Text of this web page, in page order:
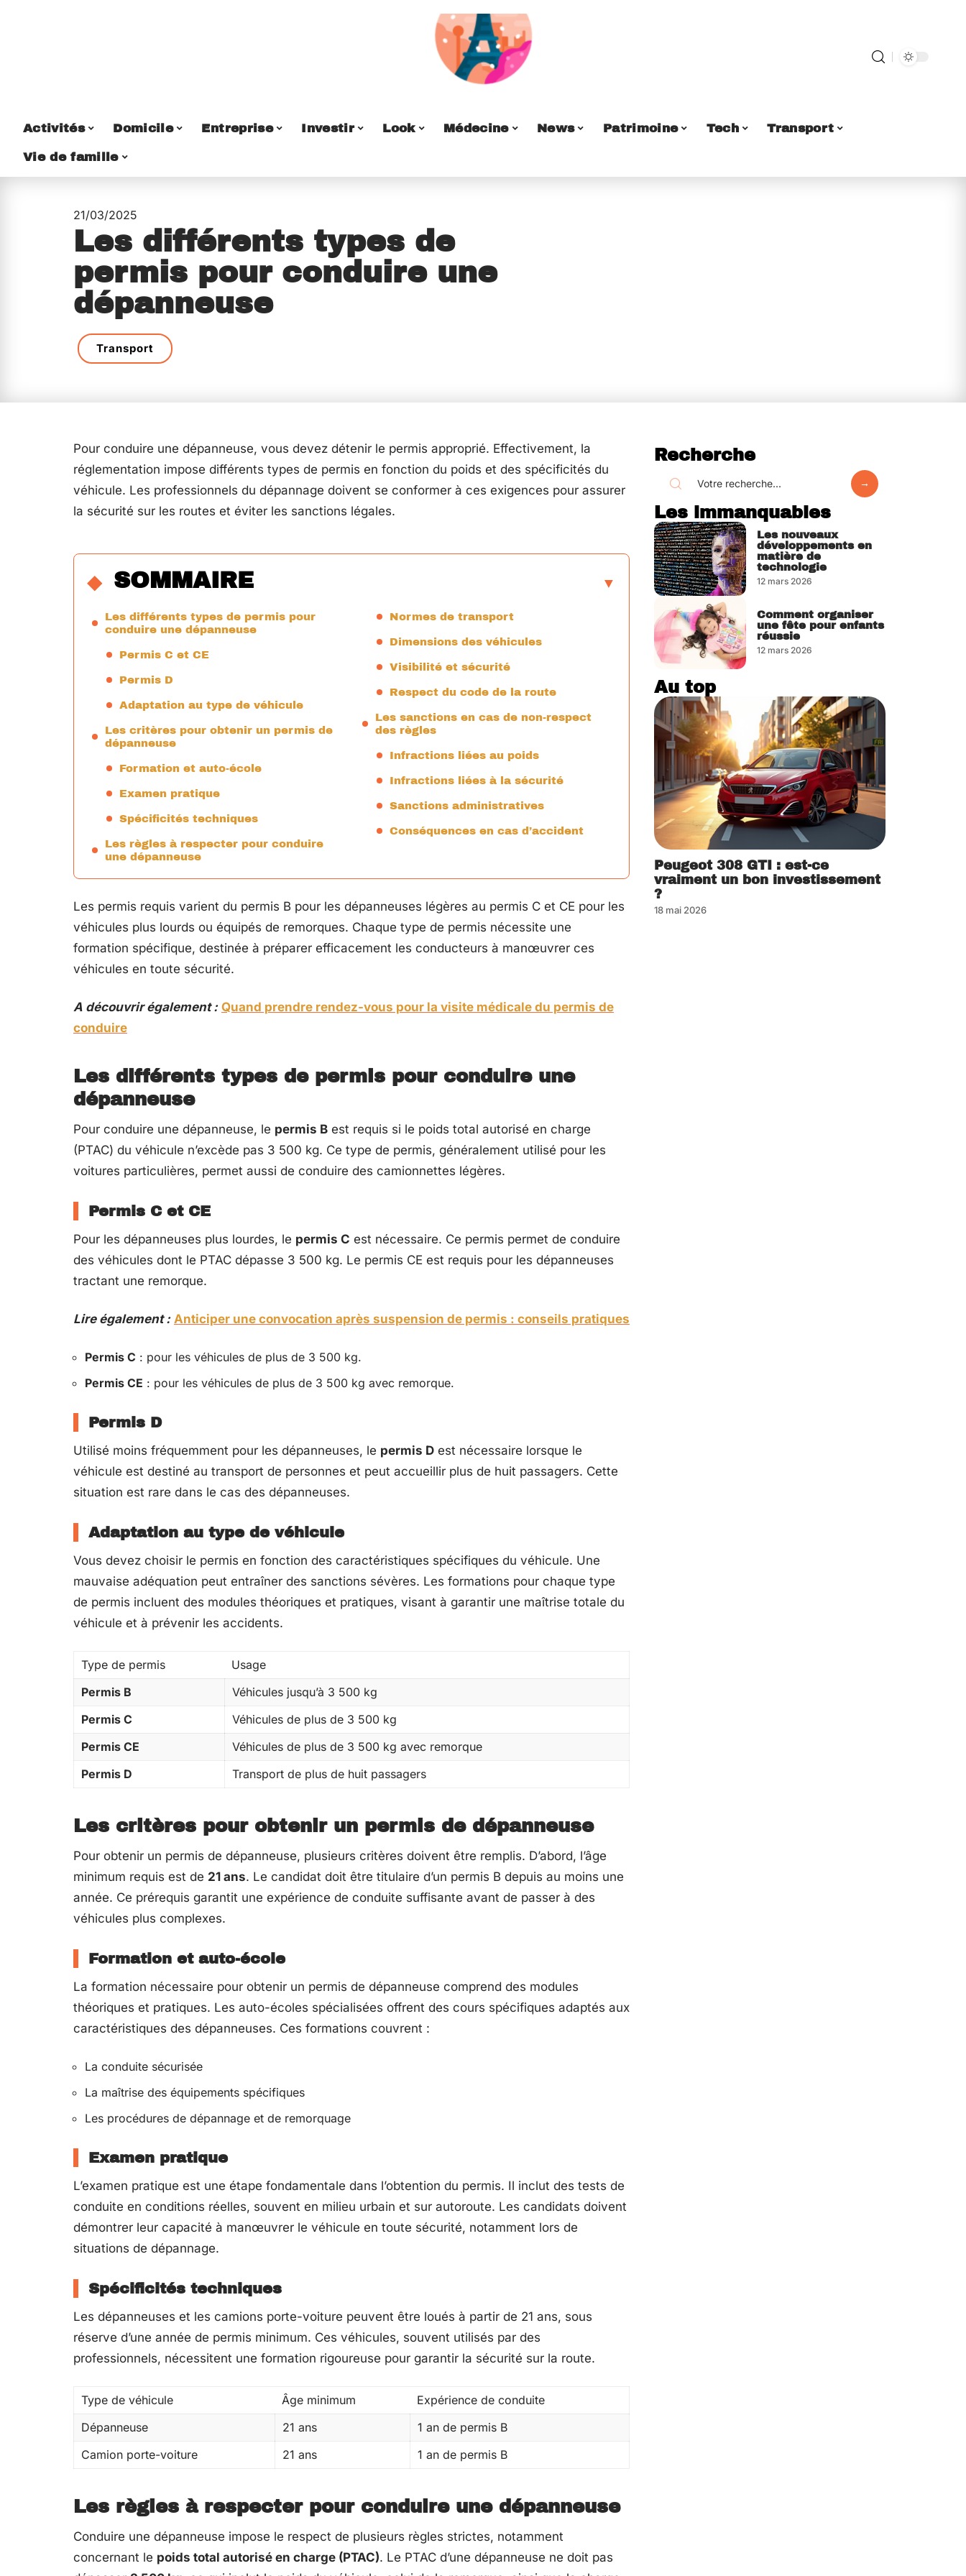
Activités Domicile Entreprise Investir Look Médecine News Patrimoine Tech Transport
Vie de famille
21/03/2025
Les différents types de
permis pour conduire une
dépanneuse
Transport
Pour conduire une dépanneuse, vous devez détenir le permis approprié. Effectivement, la
réglementation impose différents types de permis en fonction du poids et des spécificités du
véhicule. Les professionnels du dépannage doivent se conformer à ces exigences pour assurer
la sécurité sur les routes et éviter les sanctions légales.
SOMMAIRE
Les différents types de permis pour
conduire une dépanneuse
Permis C et CE
Permis D
Adaptation au type de véhicule
Les critères pour obtenir un permis de
dépanneuse
Formation et auto-école
Examen pratique
Spécificités techniques
Les règles à respecter pour conduire
une dépanneuse
Normes de transport
Dimensions des véhicules
Visibilité et sécurité
Respect du code de la route
Les sanctions en cas de non-respect
des règles
Infractions liées au poids
Infractions liées à la sécurité
Sanctions administratives
Conséquences en cas d’accident
Les permis requis varient du permis B pour les dépanneuses légères au permis C et CE pour les
véhicules plus lourds ou équipés de remorques. Chaque type de permis nécessite une
formation spécifique, destinée à préparer efficacement les conducteurs à manœuvrer ces
véhicules en toute sécurité.
A découvrir également : Quand prendre rendez-vous pour la visite médicale du permis de
conduire
Les différents types de permis pour conduire une
dépanneuse
Pour conduire une dépanneuse, le permis B est requis si le poids total autorisé en charge
(PTAC) du véhicule n’excède pas 3 500 kg. Ce type de permis, généralement utilisé pour les
voitures particulières, permet aussi de conduire des camionnettes légères.
Permis C et CE
Pour les dépanneuses plus lourdes, le permis C est nécessaire. Ce permis permet de conduire
des véhicules dont le PTAC dépasse 3 500 kg. Le permis CE est requis pour les dépanneuses
tractant une remorque.
Lire également : Anticiper une convocation après suspension de permis : conseils pratiques
Permis C : pour les véhicules de plus de 3 500 kg.
Permis CE : pour les véhicules de plus de 3 500 kg avec remorque.
Permis D
Utilisé moins fréquemment pour les dépanneuses, le permis D est nécessaire lorsque le
véhicule est destiné au transport de personnes et peut accueillir plus de huit passagers. Cette
situation est rare dans le cas des dépanneuses.
Adaptation au type de véhicule
Vous devez choisir le permis en fonction des caractéristiques spécifiques du véhicule. Une
mauvaise adéquation peut entraîner des sanctions sévères. Les formations pour chaque type
de permis incluent des modules théoriques et pratiques, visant à garantir une maîtrise totale du
véhicule et à prévenir les accidents.
Type de permis
Usage
Permis B
Véhicules jusqu’à 3 500 kg
Permis C
Véhicules de plus de 3 500 kg
Permis CE
Véhicules de plus de 3 500 kg avec remorque
Permis D
Transport de plus de huit passagers
Les critères pour obtenir un permis de dépanneuse
Pour obtenir un permis de dépanneuse, plusieurs critères doivent être remplis. D’abord, l’âge
minimum requis est de 21 ans. Le candidat doit être titulaire d’un permis B depuis au moins une
année. Ce prérequis garantit une expérience de conduite suffisante avant de passer à des
véhicules plus complexes.
Formation et auto-école
La formation nécessaire pour obtenir un permis de dépanneuse comprend des modules
théoriques et pratiques. Les auto-écoles spécialisées offrent des cours spécifiques adaptés aux
caractéristiques des dépanneuses. Ces formations couvrent :
La conduite sécurisée
La maîtrise des équipements spécifiques
Les procédures de dépannage et de remorquage
Examen pratique
L’examen pratique est une étape fondamentale dans l’obtention du permis. Il inclut des tests de
conduite en conditions réelles, souvent en milieu urbain et sur autoroute. Les candidats doivent
démontrer leur capacité à manœuvrer le véhicule en toute sécurité, notamment lors de
situations de dépannage.
Spécificités techniques
Les dépanneuses et les camions porte-voiture peuvent être loués à partir de 21 ans, sous
réserve d’une année de permis minimum. Ces véhicules, souvent utilisés par des
professionnels, nécessitent une formation rigoureuse pour garantir la sécurité sur la route.
Type de véhicule Âge minimum
Expérience de conduite
Dépanneuse
21 ans
1 an de permis B
Camion porte-voiture
21 ans 1 an de permis B
Les règles à respecter pour conduire une dépanneuse
Conduire une dépanneuse impose le respect de plusieurs règles strictes, notamment
concernant le poids total autorisé en charge (PTAC). Le PTAC d’une dépanneuse ne doit pas
Recherche
Les immanquables
Les nouveaux
développements en
matière de
technologie
12 mars 2026
Comment organiser
une fête pour enfants
réussie
12 mars 2026
Au top
Peugeot 308 GTI : est-ce
vraiment un bon investissement
?
18 mai 2026